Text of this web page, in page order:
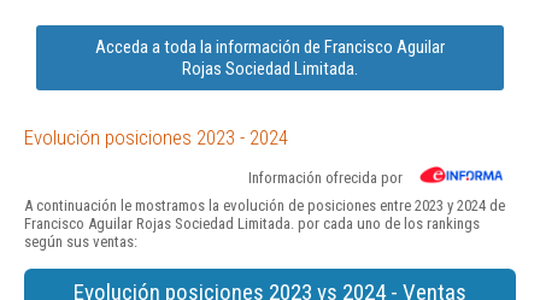
Acceda a toda la información de Francisco Aguilar
Rojas Sociedad Limitada.
Evolución posiciones 2023 - 2024
Información ofrecida por
A continuación le mostramos la evolución de posiciones entre 2023 y 2024 de
Francisco Aguilar Rojas Sociedad Limitada. por cada uno de los rankings
según sus ventas:
Evolución posiciones 2023 vs 2024 - Ventas